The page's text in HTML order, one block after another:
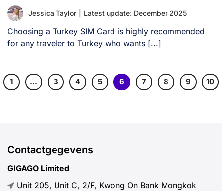
Jessica Taylor Latest update: December 2025
Choosing a Turkey SIM Card is highly recommended
for any traveler to Turkey who wants [...]
1 … 3 4 5 6 7 8 9 10
Contactgegevens
GIGAGO Limited
Unit 205, Unit C, 2/F, Kwong On Bank Mongkok